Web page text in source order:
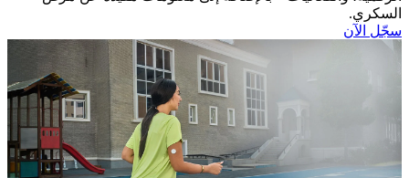
السكري.​
سجّل الآن​